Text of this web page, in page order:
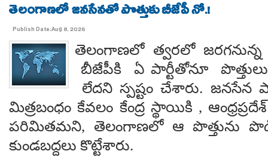
తెలంగాణలో జనసేనతో పొత్తుకు బీజేపీ నో.!
Publish Date:Aug 8, 2026
తెలంగాణలో త్వరలో
బీజేపీకి ఏ పార్టీతోనూ పొత్తులు
లేదని స్పష్టం చేశారు. జనసేన
మిత్రబంధం కేవలం కేంద్ర స్థాయికి ,
పరిమితమని, తెలంగాణలో ఆ పొత్తును
కుండబద్దలు కొట్టేశారు.